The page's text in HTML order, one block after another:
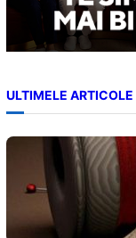
ULTIMELE ARTICOLE